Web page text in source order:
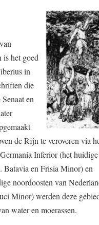
is het goed
in
die
en
de Rijn te veroveren via
Inferior (het huidige
Batavia en Frisia Minor) en
noordoosten van
Minor) werden deze
water en moerassen.